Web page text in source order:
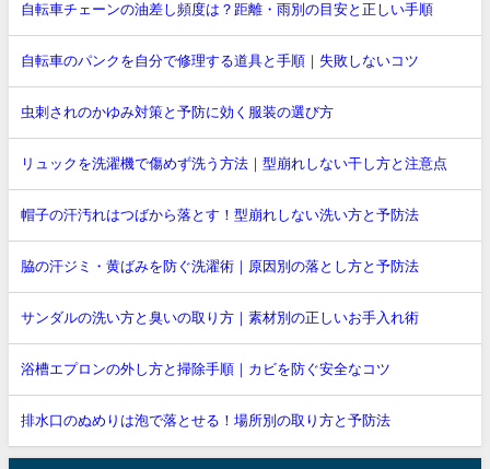
自転車チェーンの油差し頻度は？距離・雨別の目安と正しい手順
自転車のパンクを自分で修理する道具と手順｜失敗しないコツ
虫刺されのかゆみ対策と予防に効く服装の選び方
リュックを洗濯機で傷めず洗う方法｜型崩れしない干し方と注意点
帽子の汗汚れはつばから落とす！型崩れしない洗い方と予防法
脇の汗ジミ・黄ばみを防ぐ洗濯術｜原因別の落とし方と予防法
サンダルの洗い方と臭いの取り方｜素材別の正しいお手入れ術
浴槽エプロンの外し方と掃除手順｜カビを防ぐ安全なコツ
排水口のぬめりは泡で落とせる！場所別の取り方と予防法